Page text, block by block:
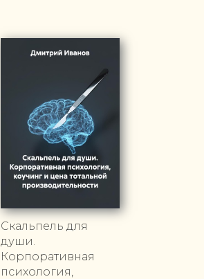
Скальпель для
души.
Корпоративная
психология,